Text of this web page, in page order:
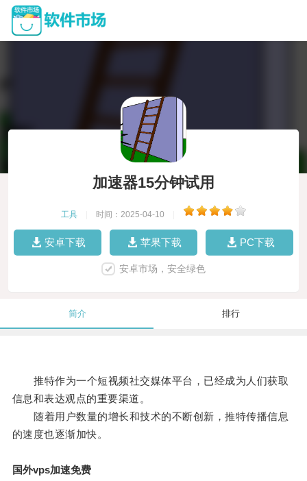
加速器15分钟试用
工具 时间：2025-04-10
安卓下载 苹果下载 PC下载
安卓市场，安全绿色
简介 排行
推特作为一个短视频社交媒体平台，已经成为人们获取
信息和表达观点的重要渠道。
随着用户数量的增长和技术的不断创新，推特传播信息
的速度也逐渐加快。
国外vps加速免费